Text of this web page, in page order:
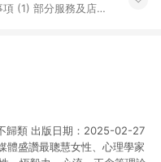
電子書，請詳閱
結帳，才享有 LINE
點資格。 (4) 如
等其他網頁、或
歸類 出版日期：2025-02-27
盛讚最聰慧女性、心理學家